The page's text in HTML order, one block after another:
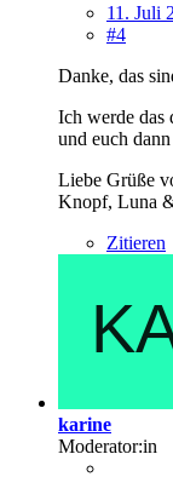
11. Juli
#4
Danke, das
Ich werde das
und euch
Liebe Grüße
Knopf, Luna
Zitieren
karine
Moderator:in